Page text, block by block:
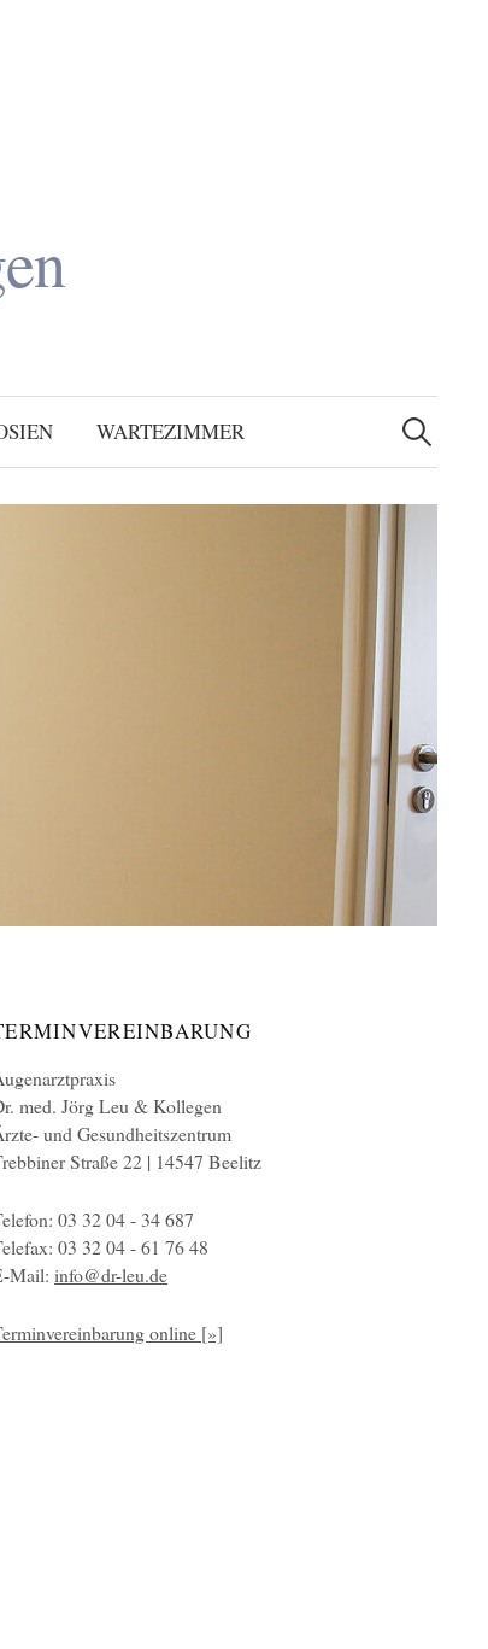
WARTEZIMMER
Suchen
nach:
med. Jörg Leu & Kollegen
und Gesundheitszentrum
Straße 22 | 14547 Beelitz
03 32 04 - 34 687
03 32 04 - 61 76 48
Mail:info@dr-leu.de
online [»]